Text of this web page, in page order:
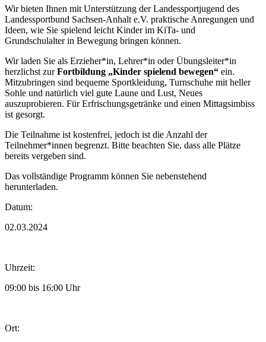
Wir bieten Ihnen mit Unterstützung der Landessportjugend des
Landessportbund Sachsen-Anhalt e.V. praktische Anregungen und
Ideen, wie Sie spielend leicht Kinder im KiTa- und
Grundschulalter in Bewegung bringen können.
Wir laden Sie als Erzieher*in, Lehrer*in oder Übungsleiter*in
herzlichst zurFortbildung „Kinder spielend bewegen“ ein.
Mitzubringen sind bequeme Sportkleidung, Turnschuhe mit heller
Sohle und natürlich viel gute Laune und Lust, Neues
auszuprobieren. Für Erfrischungsgetränke und einen Mittagsimbiss
ist gesorgt.
Die Teilnahme ist kostenfrei, jedoch ist die Anzahl der
Teilnehmer*innen begrenzt. Bitte beachten Sie, dass alle Plätze
bereits vergeben sind.
Das vollständige Programm können Sie nebenstehend
herunterladen.
Datum:
02.03.2024
Uhrzeit:
09:00 bis 16:00 Uhr
Ort: